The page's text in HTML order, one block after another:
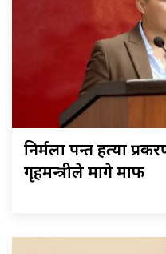
निर्मला पन्त हत्या
गृहमन्त्रीले मागे माफी